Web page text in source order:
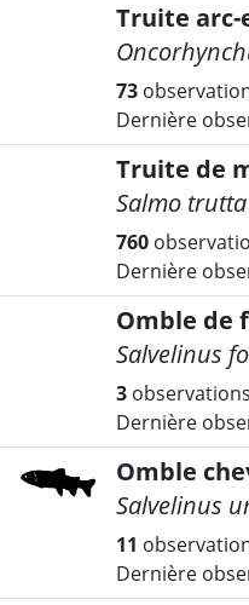
Truite arc-
73
Dernière
Truite de
Salmo trutta
760
Dernière
Omble de
Salvelinus
3 observations
Dernière
Omble
Salvelinus
11
Dernière